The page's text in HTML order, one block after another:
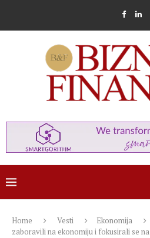
Home Vesti Ekonomija
zaboravili na ekonomiju i fokusirali se